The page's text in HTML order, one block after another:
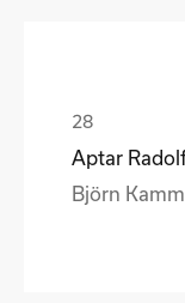
Aptar
Björn